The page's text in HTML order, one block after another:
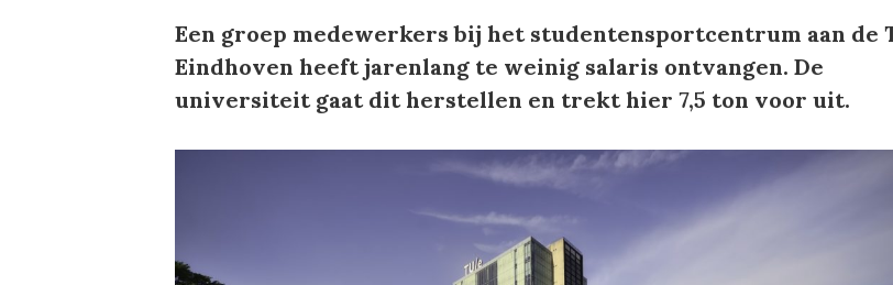
Een groep medewerkers bij het studentensportcentrum aan de
Eindhoven heeft jarenlang te weinig salaris ontvangen. De
universiteit gaat dit herstellen en trekt hier 7,5 ton voor uit.